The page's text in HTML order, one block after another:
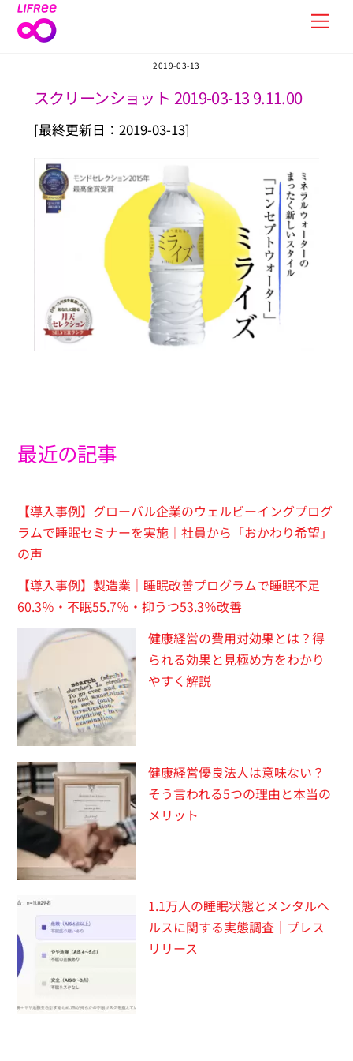
Skip
2019-03-13
スクリーンショット 2019-03-13 9.11.00
[最終更新日：2019-03-13]
最近の記事
【導入事例】グローバル企業のウェルビーイングプログ
ラムで睡眠セミナーを実施｜社員から「おかわり希望」
の声
【導入事例】製造業｜睡眠改善プログラムで睡眠不足
60.3％・不眠55.7％・抑うつ53.3％改善
健康経営の費用対効果とは？得
られる効果と見極め方をわかり
やすく解説
健康経営優良法人は意味ない？
そう言われる5つの理由と本当の
メリット
1.1万人の睡眠状態とメンタルヘ
ルスに関する実態調査｜プレス
リリース